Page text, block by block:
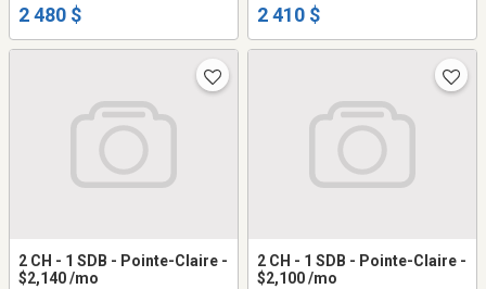
2 480 $ 2 410 $
2 CH - 1 SDB - Pointe-Claire -
$2,140 /mo
2 CH - 1 SDB - Pointe-Claire -
$2,100 /mo